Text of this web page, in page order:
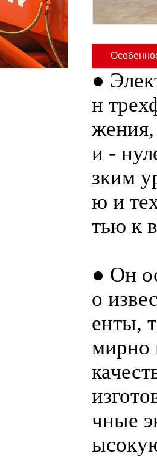
●
н
и -
зким
ю и
тью к
● Он
о
енты,
мирно
чные